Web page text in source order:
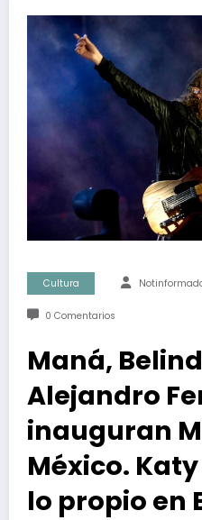
Cultura
0 Comentarios
Maná,
Alejandro
inauguran
México.
lo propio en